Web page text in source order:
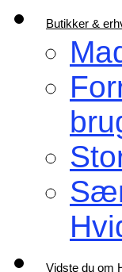
Butikker &
Vidste du om